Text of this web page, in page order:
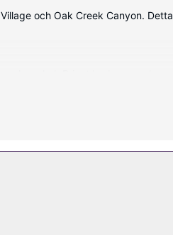
och Oak Creek Canyon. Detta
även ta det lugnt på rummet med
en avgift från 07.00 till 10.30.